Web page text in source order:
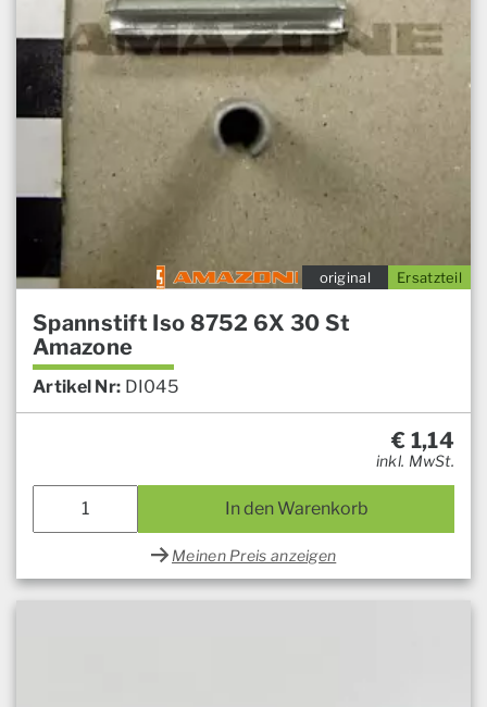
Ersatzteil
original
Spannstift Iso 8752 6X 30 St
Amazone
Artikel Nr: DI045
€ 1,14
inkl. MwSt.
In den Warenkorb
Meinen Preis anzeigen